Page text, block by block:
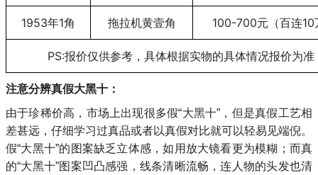
1953年1角 拖拉机黄壹角 100-700元（百连10
PS:报价仅供参考，具体根据实物的具体情况报价为准
注意分辨真假大黑十：
由于珍稀价高，市场上出现很多假“大黑十”，但是真假工艺相
差甚远，仔细学习过真品或者以真假对比就可以轻易见端倪。
假“大黑十”的图案缺乏立体感，如用放大镜看更为模糊；而真
的“大黑十”图案凹凸感强，线条清晰流畅，连人物的头发也清